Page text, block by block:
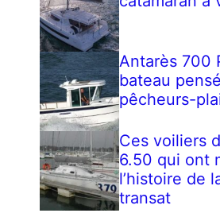
Antarès 700
bateau
pêcheurs-
Ces voiliers
6.50 qui ont
l’histoire de
transat